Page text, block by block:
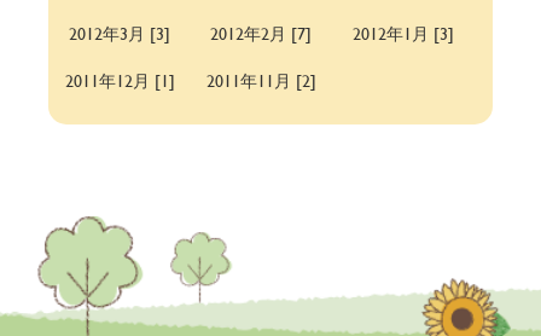
2012年3月 [3]
2012年2月 [7]
2012年1月 [3]
2011年12月 [1]
2011年11月 [2]